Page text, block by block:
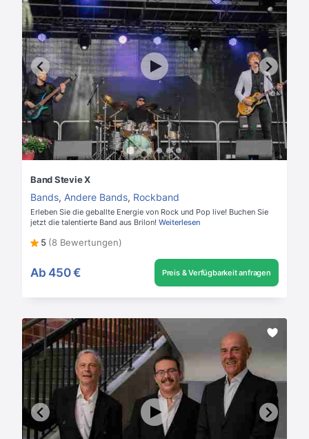
Band Stevie X
Bands, Andere Bands, Rockband
Erleben Sie die geballte Energie von Rock und Pop live! Buchen Sie
jetzt die talentierte Band aus Brilon! Weiterlesen
5 (8 Bewertungen)
Ab 450 € Preis & Verfügbarkeit anfragen